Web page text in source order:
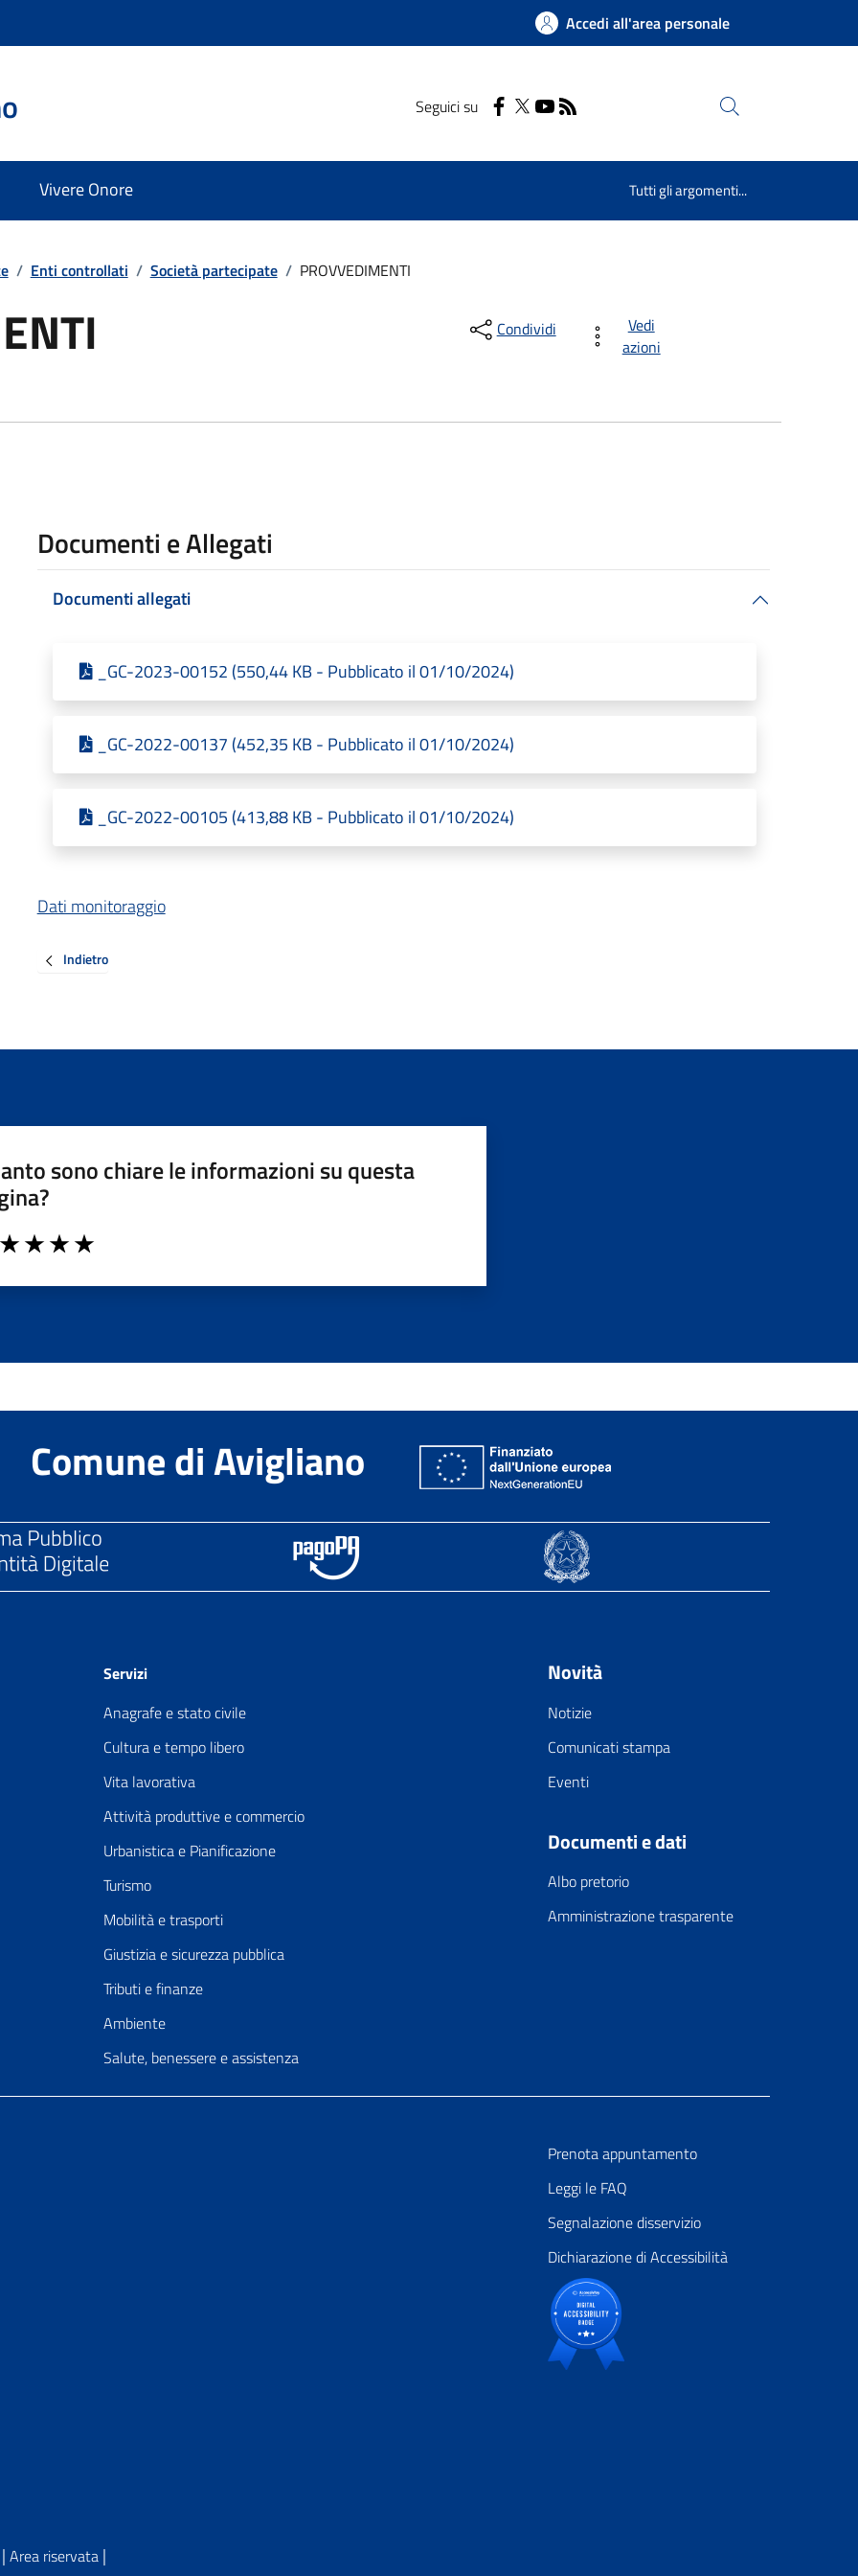
Accedi all'area personale
Seguici su
Vivere Onore Tutti gli argomenti...
/ Enti controllati / Società partecipate / PROVVEDIMENTI
Condividi
Vedi
azioni
Documenti e Allegati
Documenti allegati
_GC-2023-00152 (550,44 KB - Pubblicato il 01/10/2024)
_GC-2022-00137 (452,35 KB - Pubblicato il 01/10/2024)
_GC-2022-00105 (413,88 KB - Pubblicato il 01/10/2024)
Dati monitoraggio
Indietro
sono chiare le informazioni su questa
da 1 a 5 stelle la pagina
Comune di Avigliano
Servizi
Anagrafe e stato civile
Cultura e tempo libero
Vita lavorativa
Attività produttive e commercio
Urbanistica e Pianificazione
Turismo
Mobilità e trasporti
Giustizia e sicurezza pubblica
Tributi e finanze
Ambiente
Salute, benessere e assistenza
Novità
Notizie
Comunicati stampa
Eventi
Documenti e dati
Albo pretorio
Amministrazione trasparente
Prenota appuntamento
Leggi le FAQ
Segnalazione disservizio
Dichiarazione di Accessibilità
| Area riservata |